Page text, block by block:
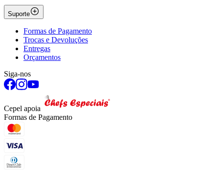
Suporte
Formas de Pagamento
Trocas e Devoluções
Entregas
Orçamentos
Siga-nos
Cepel apoia
Formas de Pagamento